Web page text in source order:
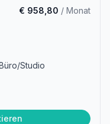
€ 958,80 / Monat
Studio